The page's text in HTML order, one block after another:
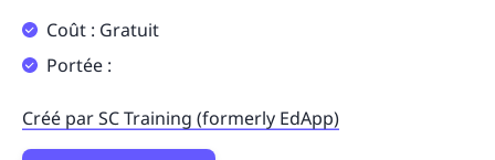
Coût : Gratuit
Portée :
Créé par SC Training (formerly EdApp)